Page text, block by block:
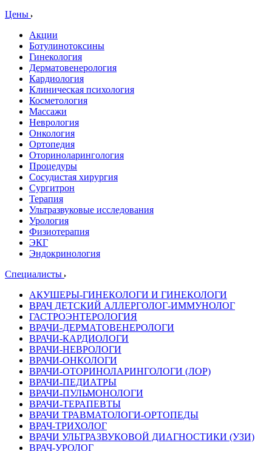
Цены
Акции
Ботулинотоксины
Гинекология
Дерматовенерология
Кардиология
Клиническая психология
Косметология
Массажи
Неврология
Онкология
Ортопедия
Оториноларингология
Процедуры
Сосудистая хирургия
Сургитрон
Терапия
Ультразвуковые исследования
Урология
Физиотерапия
ЭКГ
Эндокринология
Специалисты
АКУШЕРЫ-ГИНЕКОЛОГИ И ГИНЕКОЛОГИ
ВРАЧ ДЕТСКИЙ АЛЛЕРГОЛОГ-ИММУНОЛОГ
ГАСТРОЭНТЕРОЛОГИЯ
ВРАЧИ-ДЕРМАТОВЕНЕРОЛОГИ
ВРАЧИ-КАРДИОЛОГИ
ВРАЧИ-НЕВРОЛОГИ
ВРАЧИ-ОНКОЛОГИ
ВРАЧИ-ОТОРИНОЛАРИНГОЛОГИ (ЛОР)
ВРАЧИ-ПЕДИАТРЫ
ВРАЧИ-ПУЛЬМОНОЛОГИ
ВРАЧИ-ТЕРАПЕВТЫ
ВРАЧИ ТРАВМАТОЛОГИ-ОРТОПЕДЫ
ВРАЧ-ТРИХОЛОГ
ВРАЧИ УЛЬТРАЗВУКОВОЙ ДИАГНОСТИКИ (УЗИ)
ВРАЧ-УРОЛОГ